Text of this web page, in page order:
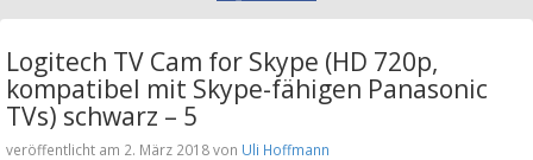
Logitech TV Cam for Skype (HD 720p,
kompatibel mit Skype-fähigen Panasonic
TVs) schwarz – 5
veröffentlicht am 2. März 2018 von Uli Hoffmann